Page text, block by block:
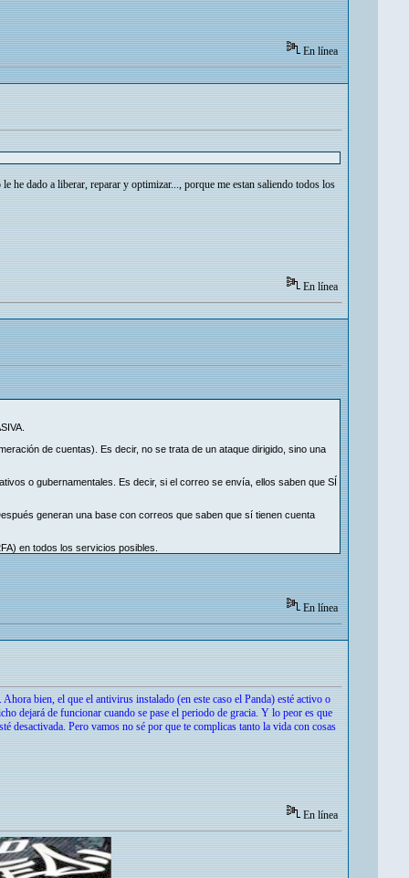
En línea
he dado a liberar, reparar y optimizar..., porque me estan saliendo todos los
En línea
de cuentas). Es decir, no se trata de un ataque dirigido, sino una
o gubernamentales. Es decir, si el correo se envía, ellos saben que SÍ
generan una base con correos que saben que sí tienen cuenta
en todos los servicios posibles.
En línea
bien, el que el antivirus instalado (en este caso el Panda) esté activo o
dejará de funcionar cuando se pase el periodo de gracia. Y lo peor es que
desactivada. Pero vamos no sé por que te complicas tanto la vida con cosas
En línea